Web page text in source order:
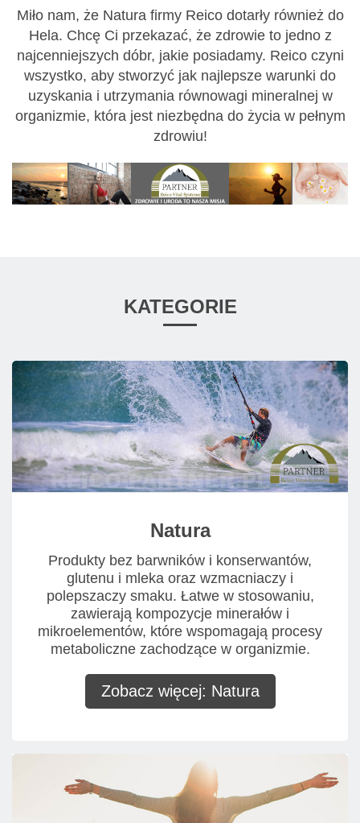
Miło nam, że Natura firmy Reico dotarły również do
Hela. Chcę Ci przekazać, że zdrowie to jedno z
najcenniejszych dóbr, jakie posiadamy. Reico czyni
wszystko, aby stworzyć jak najlepsze warunki do
uzyskania i utrzymania równowagi mineralnej w
organizmie, która jest niezbędna do życia w pełnym
zdrowiu!
KATEGORIE
Natura
Produkty bez barwników i konserwantów,
glutenu i mleka oraz wzmacniaczy i
polepszaczy smaku. Łatwe w stosowaniu,
zawierają kompozycje minerałów i
mikroelementów, które wspomagają procesy
metaboliczne zachodzące w organizmie.
Zobacz więcej: Natura